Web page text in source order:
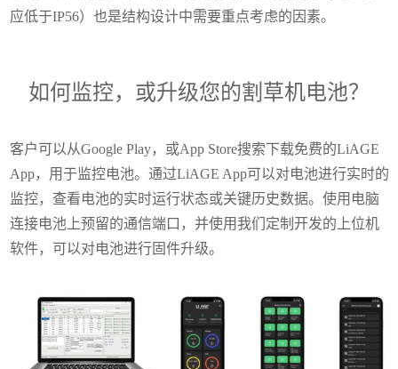
应低于IP56）也是结构设计中需要重点考虑的因素。
如何监控，或升级您的割草机电池？
客户可以从Google Play，或App Store搜索下载免费的LiAGE
App，用于监控电池。通过LiAGE App可以对电池进行实时的
监控，查看电池的实时运行状态或关键历史数据。使用电脑
连接电池上预留的通信端口，并使用我们定制开发的上位机
软件，可以对电池进行固件升级。